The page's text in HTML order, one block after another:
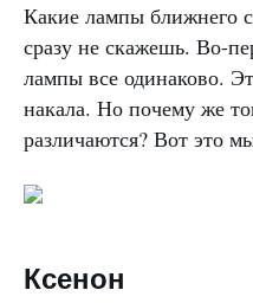
Какие лампы ближнего
сразу не скажешь. Во-
лампы все одинаково.
накала. Но почему же
различаются? Вот это
Ксенон